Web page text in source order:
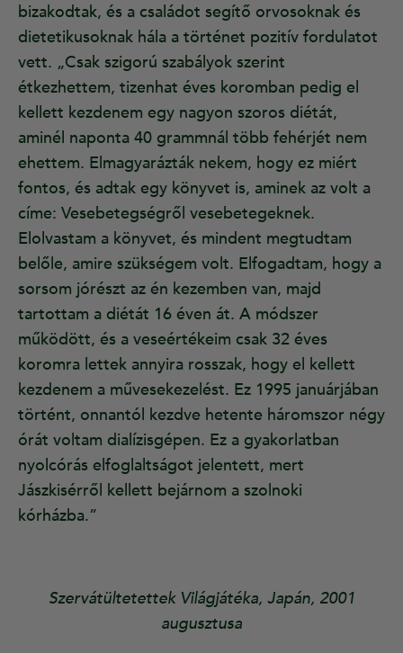
bizakodtak, és a családot segítő orvosoknak és
dietetikusoknak hála a történet pozitív fordulatot
vett. „Csak szigorú szabályok szerint
étkezhettem, tizenhat éves koromban pedig el
kellett kezdenem egy nagyon szoros diétát,
aminél naponta 40 grammnál több fehérjét nem
ehettem. Elmagyarázták nekem, hogy ez miért
fontos, és adtak egy könyvet is, aminek az volt a
címe: Vesebetegségről vesebetegeknek.
Elolvastam a könyvet, és mindent megtudtam
belőle, amire szükségem volt. Elfogadtam, hogy a
sorsom jórészt az én kezemben van, majd
tartottam a diétát 16 éven át. A módszer
működött, és a veseértékeim csak 32 éves
koromra lettek annyira rosszak, hogy el kellett
kezdenem a művesekezelést. Ez 1995 januárjában
történt, onnantól kezdve hetente háromszor négy
órát voltam dialízisgépen. Ez a gyakorlatban
nyolcórás elfoglaltságot jelentett, mert
Jászkisérről kellett bejárnom a szolnoki
kórházba.”
Szervátültetettek Világjátéka, Japán, 2001
augusztusa